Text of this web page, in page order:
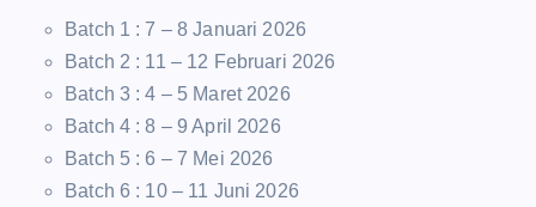
Batch 1 : 7 – 8 Januari 2026
Batch 2 : 11 – 12 Februari 2026
Batch 3 : 4 – 5 Maret 2026
Batch 4 : 8 – 9 April 2026
Batch 5 : 6 – 7 Mei 2026
Batch 6 : 10 – 11 Juni 2026